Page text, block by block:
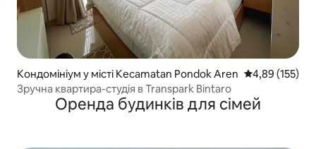
Кондомініум у місті Kecamatan Pondok Aren Середня
4,89 (155)
Зручна квартира-студія в Transpark Bintaro
Оренда будинків для сімей